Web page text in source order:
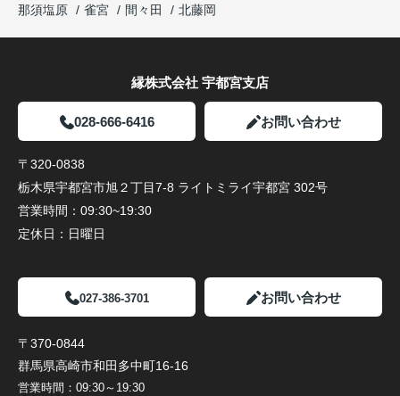
那須塩原
雀宮 間々田 北藤岡
縁株式会社 宇都宮支店
028-666-6416 お問い合わせ
〒320-0838
栃木県宇都宮市旭２丁目7-8 ライトミライ宇都宮 302号
営業時間： 09:30~19:30
定休日： 日曜日
027-386-3701 お問い合わせ
〒370-0844
群馬県高崎市和田多中町16-16
営業時間： 09:30～19:30